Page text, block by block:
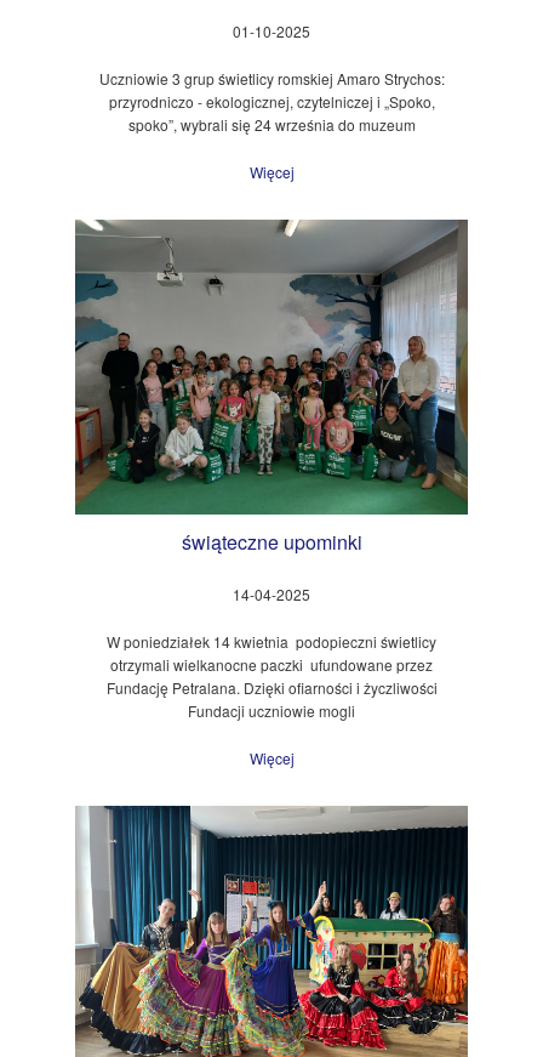
01-10-2025
Uczniowie 3 grup świetlicy romskiej Amaro Strychos:
przyrodniczo - ekologicznej, czytelniczej i „Spoko,
spoko”, wybrali się 24 września do muzeum
Więcej
świąteczne upominki
14-04-2025
W poniedziałek 14 kwietnia podopieczni świetlicy
otrzymali wielkanocne paczki ufundowane przez
Fundację Petralana. Dzięki ofiarności i życzliwości
Fundacji uczniowie mogli
Więcej